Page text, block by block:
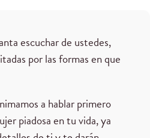
escuchar de ustedes,
por las formas en que
a hablar primero
piadosa en tu vida, ya